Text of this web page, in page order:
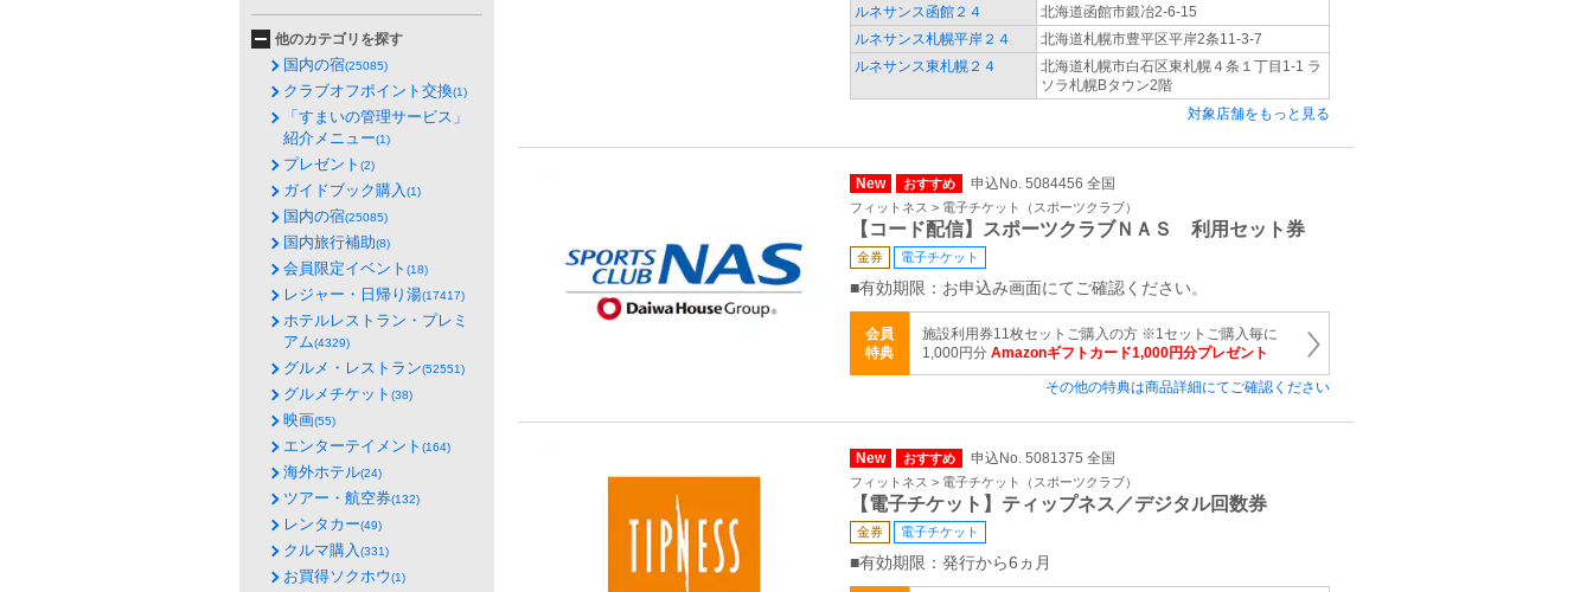
ルネサンス函館２４
北海道函館市鍛冶2-6-15
ルネサンス札幌平岸２４
北海道札幌市豊平区平岸2条11-3-7
ルネサンス東札幌２４
北海道札幌市白石区東札幌４条１丁目1‐1 ラ
ソラ札幌Bタウン2階
対象店舗をもっと見る
New おすすめ 申込No. 5084456 全国
フィットネス > 電子チケット（スポーツクラブ）
【コード配信】スポーツクラブＮＡＳ 利用セット券
金券 電子チケット
■有効期限：お申込み画面にてご確認ください。
会員
特典
施設利用券11枚セットご購入の方 ※1セットご購入毎に
1,000円分 Amazonギフトカード1,000円分プレゼント
その他の特典は商品詳細にてご確認ください
New おすすめ 申込No. 5081375 全国
フィットネス > 電子チケット（スポーツクラブ）
【電子チケット】ティップネス／デジタル回数券
金券 電子チケット
■有効期限：発行から6ヵ月
他のカテゴリを探す
国内の宿(25085)
クラブオフポイント交換(1)
「すまいの管理サービス」
紹介メニュー(1)
プレゼント (2)
ガイドブック購入(1)
国内の宿(25085)
国内旅行補助(8)
会員限定イベント (18)
レジャー・日帰り湯(17417)
ホテルレストラン・プレミ
アム(4329)
グルメ・レストラン(52551)
グルメチケット (38)
映画(55)
エンターテイメント (164)
海外ホテル(24)
ツアー・航空券(132)
レンタカー(49)
クルマ購入(331)
お買得ソクホウ(1)